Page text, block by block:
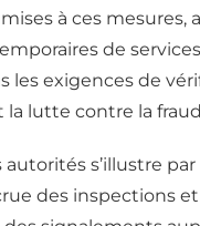
à ces mesures,
de
les exigences de
la lutte contre la
s’illustre par
des inspections et